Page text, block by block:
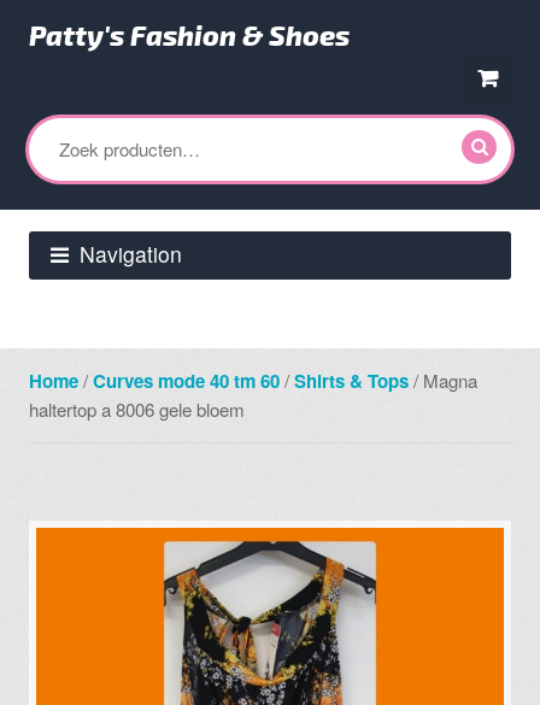
naar
navigatie
naar
de
inhoud
Patty's Fashion & Shoes
Zoeken
naar:
Navigation
Home/Curves mode 40 tm 60/Shirts & Tops/ Magna
haltertop a 8006 gele bloem